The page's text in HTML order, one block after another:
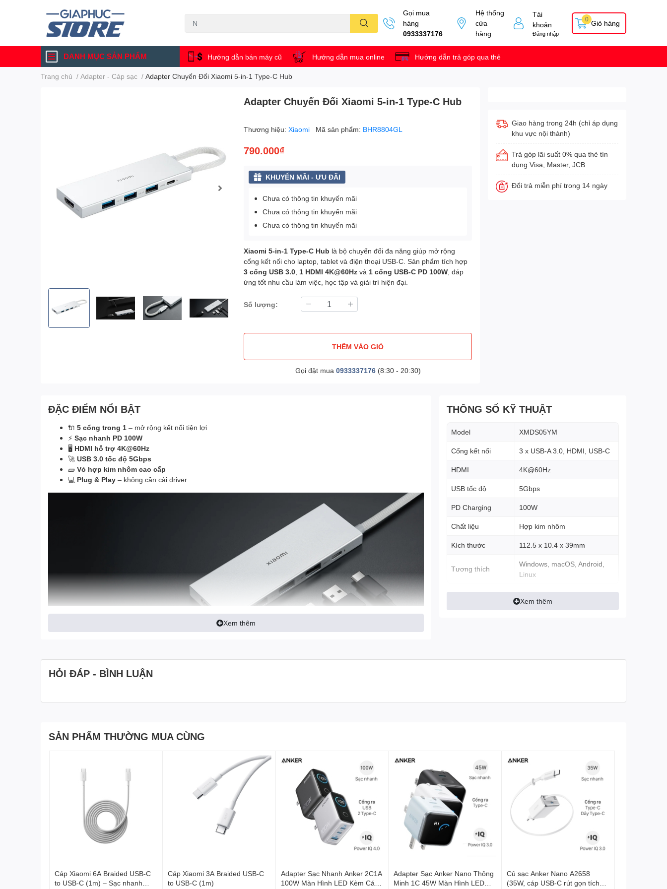
Gọi mua
hàng
0933337176
Hệ thống
cửa
hàng
Tài
khoản
Đăng nhập
Giỏ hàng
0
DANH MỤC SẢN PHẨM Hướng dẫn bán máy cũ Hướng dẫn mua online Hướng dẫn trả góp qua thẻ
Trang chủ / Adapter - Cáp sạc / Adapter Chuyển Đổi Xiaomi 5-in-1 Type-C Hub
Adapter Chuyển Đổi Xiaomi 5-in-1 Type-C Hub
Thương hiệu:Xiaomi Mã sản phẩm: BHR8804GL
790.000₫
KHUYẾN MÃI - ƯU ĐÃI
Chưa có thông tin khuyến mãi
Chưa có thông tin khuyến mãi
Chưa có thông tin khuyến mãi
Xiaomi 5-in-1 Type-C Hub là bộ chuyển đổi đa năng giúp mở rộng
cổng kết nối cho laptop, tablet và điện thoại USB-C. Sản phẩm tích hợp
3 cổng USB 3.0 1 HDMI 4K@60Hz và 1 cổng USB-C PD 100W , đáp
ứng tốt nhu cầu làm việc, học tập và giải trí hiện đại.
Số lượng:
THÊM VÀO GIỎ
Gọi đặt mua 0933337176(8:30 - 20:30)
Giao hàng trong 24h (chỉ áp dụng
khu vực nội thành)
Trả góp lãi suất 0% qua thẻ tín
dụng Visa, Master, JCB
Đổi trả miễn phí trong 14 ngày
ĐẶC ĐIỂM NỔI BẬT
🔌 5 cổng trong 1 – mở rộng kết nối tiện lợi
⚡ Sạc nhanh PD 100W
🖥️ HDMI hỗ trợ 4K@60Hz
🚀 USB 3.0 tốc độ 5Gbps
🧱 Vỏ hợp kim nhôm cao cấp
💻 Plug & Play – không cần cài driver
🔌 Mở rộng kết nối dễ dàng
3 x USB-A 3.0
Xem thêm
THÔNG SỐ KỸ THUẬT
Model XMDS05YM
Cổng kết nối 3 x USB-A 3.0, HDMI, USB-C
HDMI 4K@60Hz
USB tốc độ 5Gbps
PD Charging 100W
Chất liệu Hợp kim nhôm
Kích thước 112.5 x 10.4 x 39mm
Tương thích
Windows, macOS, Android,
Linux
Xem thêm
HỎI ĐÁP - BÌNH LUẬN
SẢN PHẨM THƯỜNG MUA CÙNG
Cáp Xiaomi 6A Braided USB-C
to USB-C (1m) – Sạc nhanh
Cáp Xiaomi 3A Braided USB-C
to USB-C (1m)
Adapter Sạc Nhanh Anker 2C1A
100W Màn Hình LED Kèm Cáp
Adapter Sạc Anker Nano Thông
Minh 1C 45W Màn Hình LED
Củ sạc Anker Nano A2658
(35W, cáp USB-C rút gọn tích